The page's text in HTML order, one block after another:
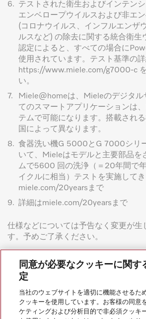
6.
テストされた衛生およびインテン
エンベロープウイルスおよび非エ
(コロナウイルス、インフルエンザ
ルスなど) の除去に関する統合衛生
認定によると、すべての場合に
使用されています。テスト基準の詳
https://www.miele.com/g7000-c
い。
7.
Miele@homeは、Mieleのデジタル
てのスマートアプリケーションは
テムで可能になります。搭載され
国によって異なります。
8. 食器洗い機G 5000とG 7000シリ
いて、Mieleはモデルと主要部品を
ムで5600 回の洗浄（＝20年間で
イクルに相当）テストを実施して
miele.com/20yearsまで
9. 詳細はmiele.com/20yearsまで
仕様などについては予告なく変更が生
す。予めご了承ください。
会社案内
同意が必要なクッキーに関す
定
当社のウェブサイトを適切に機能させるた
クッキーを使用しています。お客様の同意
ケティングおよび分析目的で非必須クッキ